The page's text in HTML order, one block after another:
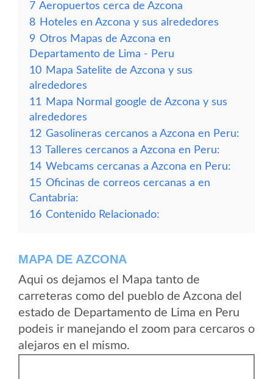
7 Aeropuertos cerca de Azcona
8 Hoteles en Azcona y sus alrededores
9 Otros Mapas de Azcona en
Departamento de Lima - Peru
10 Mapa Satelite de Azcona y sus
alrededores
11
Mapa Normal google de Azcona y sus
alrededores
12 Gasolineras cercanos a Azcona en Peru:
13 Talleres cercanos a Azcona en Peru:
14 Webcams cercanas a Azcona en Peru:
15 Oficinas de correos cercanas a en
Cantabria:
16 Contenido Relacionado:
MAPA DE AZCONA
Aqui os dejamos el Mapa tanto de
carreteras como del pueblo de Azcona del
estado de Departamento de Lima en Peru
podeis ir manejando el zoom para cercaros o
alejaros en el mismo.